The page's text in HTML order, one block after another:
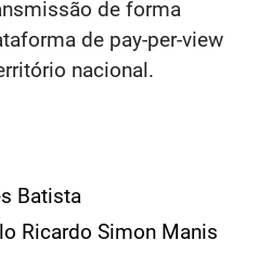
de forma
de pay-per-view
nacional.
Batista
Ricardo Simon Manis